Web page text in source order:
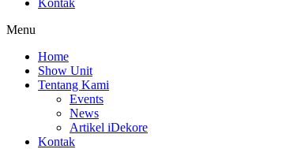
Kontak
Menu
Home
Show Unit
Tentang Kami
Events
News
Artikel iDekore
Kontak